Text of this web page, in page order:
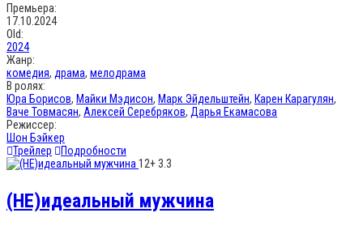
Премьера:
17.10.2024
Old:
2024
Жанр:
комедия, драма, мелодрама
В ролях:
Юра Борисов, Майки Мэдисон, Марк Эйдельштейн, Карен Карагулян,
Ваче Товмасян, Алексей Серебряков, Дарья Екамасова
Режиссер:
Шон Бэйкер
Трейлер
Подробности
12+3.3
(НЕ)идеальный мужчина